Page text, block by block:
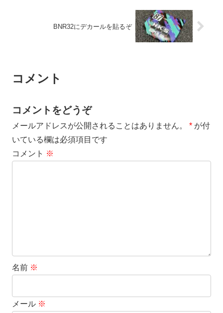
BNR32にデカールを貼るぞ
コメント
コメントをどうぞ
メールアドレスが公開されることはありません。 * が付
いている欄は必須項目です
コメント ※
名前 ※
メール ※